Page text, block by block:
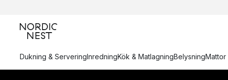
Dukning & ServeringInredningKök & MatlagningBelysningMattor